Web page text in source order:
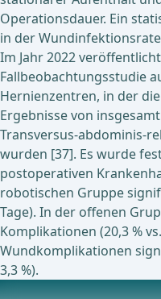
Operationsdauer. Ein
in der
Im Jahr 2022
Fallbeobachtungsstudie
Hernienzentren, in der
Ergebnisse von
Transversus-abdominis-
wurden [37]. Es wurde
postoperativen
robotischen Gruppe
Tage). In der offenen
Komplikationen (20,3 %
Wundkomplikationen
3,3 %).
Aktuell laufende Studien